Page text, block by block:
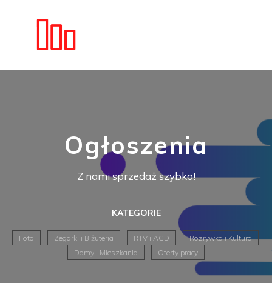
Ogłoszenia
Z nami sprzedaż szybko!
KATEGORIE
Foto Zegarki i Biżuteria RTV i AGD
Rozrywka i Kultura
Domy i Mieszkania
Oferty pracy